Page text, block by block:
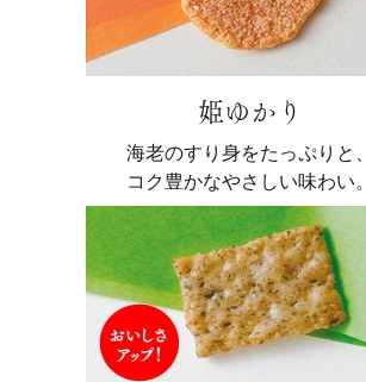
姫ゆかり
海老のすり身をたっぷりと、
コク豊かなやさしい味わい。